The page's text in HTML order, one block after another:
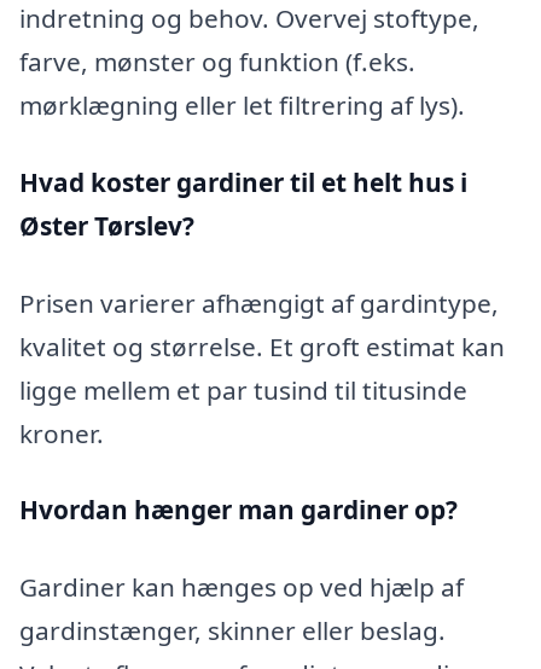
indretning og behov. Overvej stoftype,
farve, mønster og funktion (f.eks.
mørklægning eller let filtrering af lys).
Hvad koster gardiner til et helt hus i
Øster Tørslev?
Prisen varierer afhængigt af gardintype,
kvalitet og størrelse. Et groft estimat kan
ligge mellem et par tusind til titusinde
kroner.
Hvordan hænger man gardiner op?
Gardiner kan hænges op ved hjælp af
gardinstænger, skinner eller beslag.